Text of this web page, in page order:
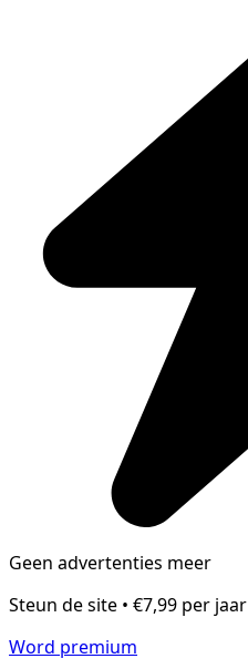
Geen advertenties meer
Steun de site • €7,99 per jaar
Word premium